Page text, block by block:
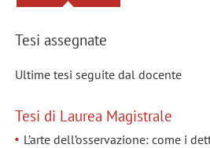
Tesi assegnate
Ultime tesi seguite dal docente
Tesi di Laurea Magistrale
L’arte dell’osservazione: come i